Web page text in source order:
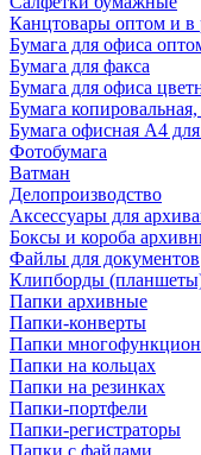
Канцтовары оптом и в
Бумага для офиса
Бумага для факса
Бумага для офиса
Бумага
Бумага офисная А4
Фотобумага
Ватман
Делопроизводство
Аксессуары для
Боксы и короба
Файлы для документов
Клипборды
Папки архивные
Папки-конверты
Папки
Папки на кольцах
Папки на резинках
Папки-портфели
Папки-регистраторы
Папки с файлами